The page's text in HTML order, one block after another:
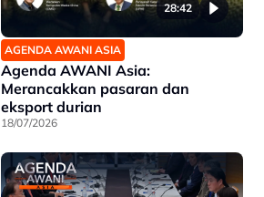
28:42
AGENDA AWANI ASIA
Agenda AWANI Asia:
Merancakkan pasaran dan
eksport durian
18/07/2026